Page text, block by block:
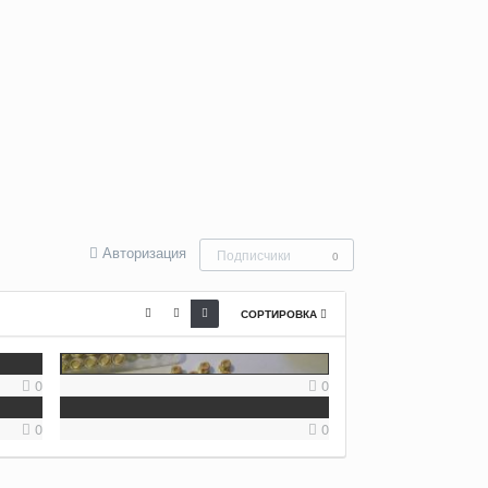
Авторизация Подписчики 0
СОРТИРОВКА
0 0
0 0